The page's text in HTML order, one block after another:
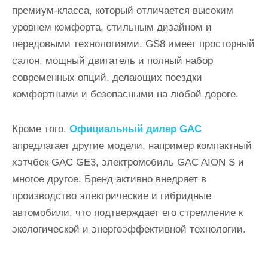
премиум-класса, который отличается высоким
уровнем комфорта, стильным дизайном и
передовыми технологиями. GS8 имеет просторный
салон, мощный двигатель и полный набор
современных опций, делающих поездки
комфортными и безопасными на любой дороге.
Кроме того, Официальный дилер GAC
апредлагает другие модели, например компактный
хэтчбек GAC GE3, электромобиль GAC AION S и
многое другое. Бренд активно внедряет в
производство электрические и гибридные
автомобили, что подтверждает его стремление к
экологической и энергоэффективной технологии.